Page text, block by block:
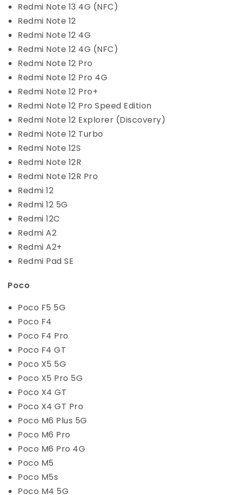
Redmi Note 13 4G (NFC)
Redmi Note 12
Redmi Note 12 4G
Redmi Note 12 4G (NFC)
Redmi Note 12 Pro
Redmi Note 12 Pro 4G
Redmi Note 12 Pro+
Redmi Note 12 Pro Speed Edition
Redmi Note 12 Explorer (Discovery)
Redmi Note 12 Turbo
Redmi Note 12S
Redmi Note 12R
Redmi Note 12R Pro
Redmi 12
Redmi 12 5G
Redmi 12C
Redmi A2
Redmi A2+
Redmi Pad SE
Poco
Poco F5 5G
Poco F4
Poco F4 Pro
Poco F4 GT
Poco X5 5G
Poco X5 Pro 5G
Poco X4 GT
Poco X4 GT Pro
Poco M6 Plus 5G
Poco M6 Pro
Poco M6 Pro 4G
Poco M5
Poco M5s
Poco M4 5G